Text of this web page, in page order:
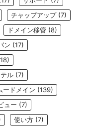
チャップアップ(7)
ドメイン移管 (8)
ン (17)
ル (7)
ードメイン (139)
ュー (7)
使い方 (7)